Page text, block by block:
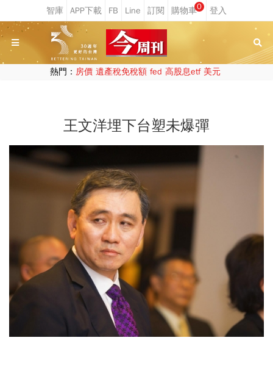
0
熱門： 房價 遺產稅免稅額 fed 高股息etf 美元
王文洋埋下台塑未爆彈